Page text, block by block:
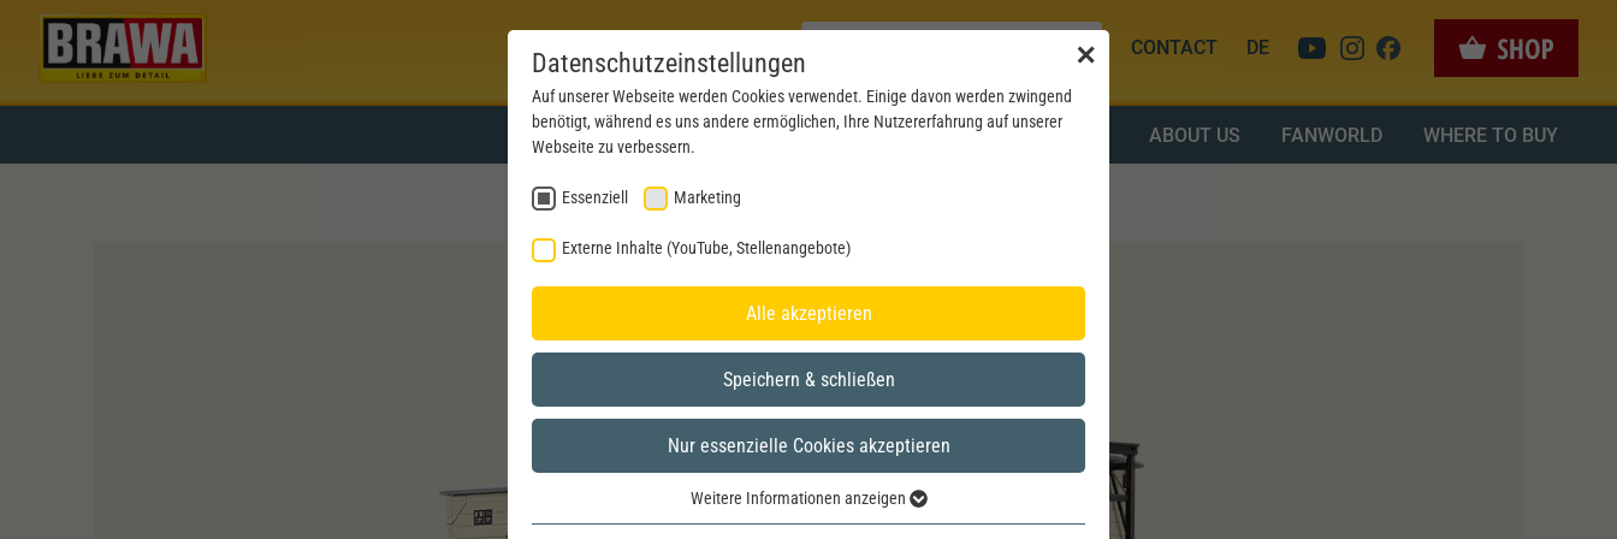
CONTACT DE
PRODUCTS NEWS SERVICE DOWNLOAD ABOUT US FANWORLD WHERE TO BUY
✕
Datenschutzeinstellungen
Auf unserer Webseite werden Cookies verwendet. Einige davon werden zwingend
benötigt, während es uns andere ermöglichen, Ihre Nutzererfahrung auf unserer
Webseite zu verbessern.
Essenziell Marketing
Externe Inhalte (YouTube, Stellenangebote)
Alle akzeptieren
Speichern & schließen
Nur essenzielle Cookies akzeptieren
Weitere Informationen anzeigen